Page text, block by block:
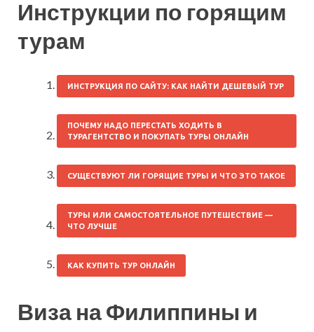
Инструкции по горящим
турам
ИНСТРУКЦИЯ ПО САЙТУ: КАК НАЙТИ ДЕШЕВЫЙ ТУР
ПОЧЕМУ НАДО ПЕРЕСТАТЬ ХОДИТЬ В
ТУРАГЕНТСТВО И ПОКУПАТЬ ТУРЫ ОНЛАЙН
СУЩЕСТВУЮТ ЛИ ГОРЯЩИЕ ТУРЫ И ЧТО ЭТО ТАКОЕ
ТУРЫ ИЛИ САМОСТОЯТЕЛЬНОЕ ПУТЕШЕСТВИЕ —
ЧТО ЛУЧШЕ
КАК КУПИТЬ ТУР ОНЛАЙН
Виза на Филиппины и